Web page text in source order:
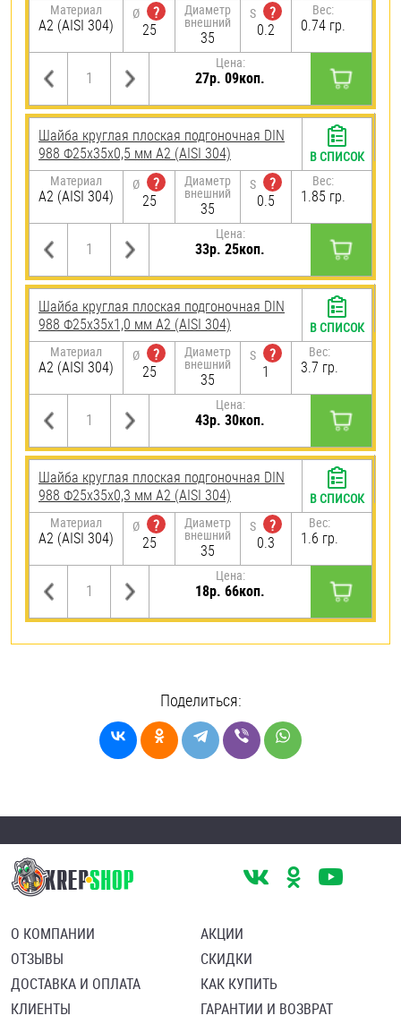
Материал
А2 (AISI 304)
Ø
?
25
Диаметр
внешний
35
S
?
0.2
Вес:
0.74 гр.
Цена:
27р. 09коп.
Шайба круглая плоская подгоночная DIN
988 Ф25х35х0,5 мм А2 (AISI 304)
Материал
А2 (AISI 304)
Ø
?
25
Диаметр
внешний
35
S
?
0.5
Вес:
1.85 гр.
Цена:
33р. 25коп.
В СПИСОК
Шайба круглая плоская подгоночная DIN
988 Ф25х35х1,0 мм А2 (AISI 304)
Материал
А2 (AISI 304)
Ø
?
25
Диаметр
внешний
35
S
?
1
Вес:
3.7 гр.
Цена:
43р. 30коп.
В СПИСОК
Шайба круглая плоская подгоночная DIN
988 Ф25х35х0,3 мм А2 (AISI 304)
Материал
А2 (AISI 304)
Ø
?
25
Диаметр
внешний
35
S
?
0.3
Вес:
1.6 гр.
Цена:
18р. 66коп.
В СПИСОК
Поделиться:
О КОМПАНИИ
ОТЗЫВЫ
ДОСТАВКА И ОПЛАТА
КЛИЕНТЫ
АКЦИИ
СКИДКИ
КАК КУПИТЬ
ГАРАНТИИ И ВОЗВРАТ